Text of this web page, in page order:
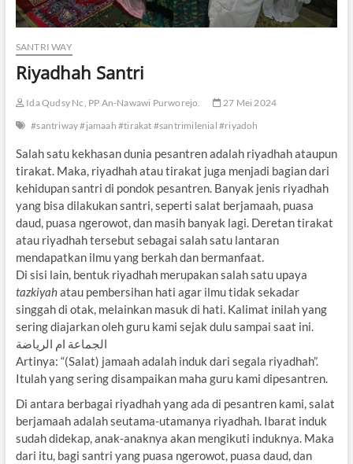
SANTRI WAY
Riyadhah Santri
Ida Qudsy Nc, PP An-Nawawi Purworejo.
27 Mei 2024
#santriway #jamaah #tirakat #santrimilenial #riyadoh
Salah satu kekhasan dunia pesantren adalah riyadhah ataupun
tirakat. Maka, riyadhah atau tirakat juga menjadi bagian dari
kehidupan santri di pondok pesantren. Banyak jenis riyadhah
yang bisa dilakukan santri, seperti salat berjamaah, puasa
daud, puasa ngerowot, dan masih banyak lagi. Deretan tirakat
atau riyadhah tersebut sebagai salah satu lantaran
mendapatkan ilmu yang berkah dan bermanfaat.
Di sisi lain, bentuk riyadhah merupakan salah satu upaya
tazkiyahatau pembersihan hati agar ilmu tidak sekadar
singgah di otak, melainkan masuk di hati. Kalimat inilah yang
sering diajarkan oleh guru kami sejak dulu sampai saat ini.
الجماعة ام الرياضة
Artinya: “(Salat) jamaah adalah induk dari segala riyadhah”.
Itulah yang sering disampaikan maha guru kami dipesantren.
Di antara berbagai riyadhah yang ada di pesantren kami, salat
berjamaah adalah seutama-utamanya riyadhah. Ibarat induk
sudah didekap, anak-anaknya akan mengikuti induknya. Maka
dari itu, bagi santri yang puasa ngerowot, puasa daud, dan